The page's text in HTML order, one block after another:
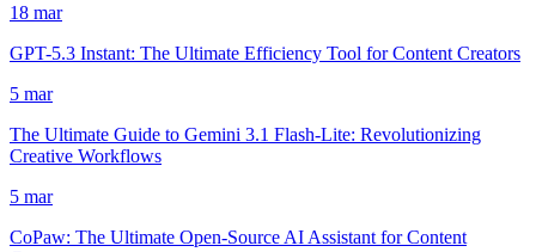
18 mar
GPT-5.3 Instant: The Ultimate Efficiency Tool for Content Creators
5 mar
The Ultimate Guide to Gemini 3.1 Flash-Lite: Revolutionizing
Creative Workflows
5 mar
CoPaw: The Ultimate Open-Source AI Assistant for Content